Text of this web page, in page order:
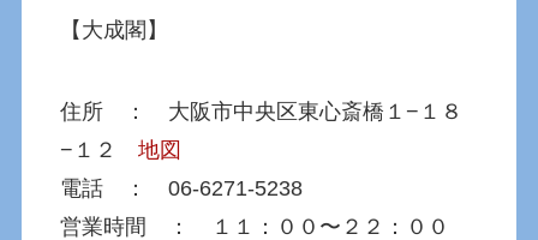
【大成閣】
住所 ： 大阪市中央区東心斎橋１−１８
−１２地図
電話 ： 06-6271-5238
営業時間 ： １１：００〜２２：００